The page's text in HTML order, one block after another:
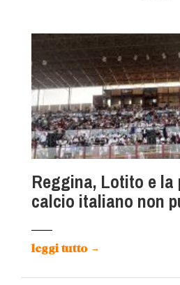
Reggina, Lotito e
calcio italiano non
leggi tutto →